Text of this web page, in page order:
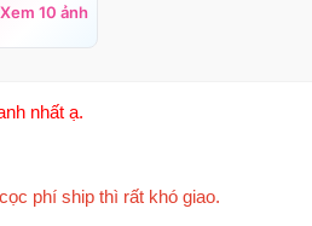
Xem 10 ảnh
nhất ạ.
phí ship thì rất khó giao.